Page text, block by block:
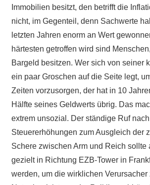
Immobilien besitzt, den betrifft die
nicht, im Gegenteil, denn Sachwerte
letzten Jahren enorm an Wert
härtesten getroffen wird sind
Bargeld besitzen. Wer sich von seiner
ein paar Groschen auf die Seite legt,
Zeiten vorzusorgen, der hat in 10
Hälfte seines Geldwerts übrig. Das
extrem unsozial. Der ständige Ruf nach
Steuererhöhungen zum Ausgleich der
Schere zwischen Arm und Reich sollte
gezielt in Richtung EZB-Tower in
werden, um die wirklichen Verursacher